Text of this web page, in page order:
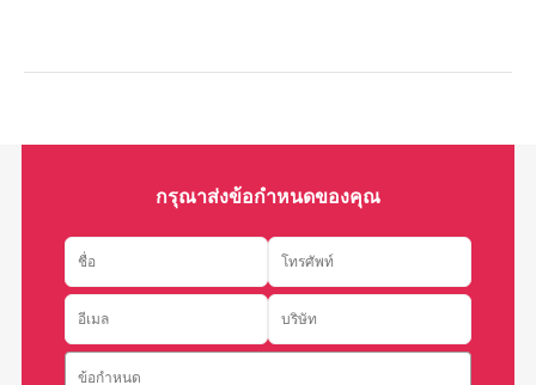
กรุณาส่งข้อกำหนดของคุณ